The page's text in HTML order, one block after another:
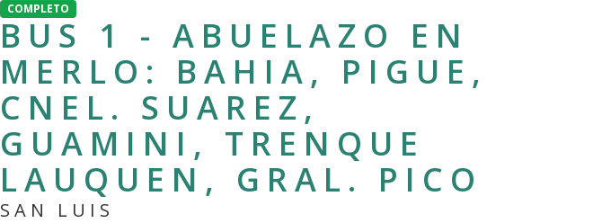
COMPLETO
BUS 1 - ABUELAZO EN
MERLO: BAHIA, PIGUE,
CNEL. SUAREZ,
GUAMINI, TRENQUE
LAUQUEN, GRAL. PICO
SAN LUIS